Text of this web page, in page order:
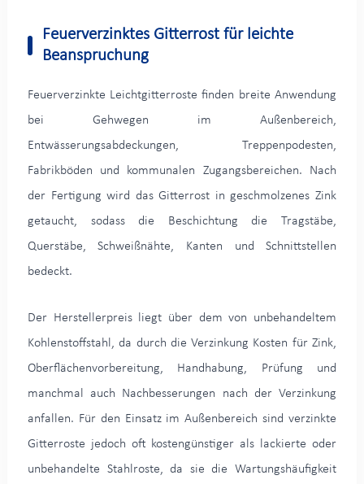
Feuerverzinktes Gitterrost für leichte
Beanspruchung
Feuerverzinkte Leichtgitterroste finden breite Anwendung
bei Gehwegen im Außenbereich,
Entwässerungsabdeckungen, Treppenpodesten,
Fabrikböden und kommunalen Zugangsbereichen. Nach
der Fertigung wird das Gitterrost in geschmolzenes Zink
getaucht, sodass die Beschichtung die Tragstäbe,
Querstäbe, Schweißnähte, Kanten und Schnittstellen
bedeckt.
Der Herstellerpreis liegt über dem von unbehandeltem
Kohlenstoffstahl, da durch die Verzinkung Kosten für Zink,
Oberflächenvorbereitung, Handhabung, Prüfung und
manchmal auch Nachbesserungen nach der Verzinkung
anfallen. Für den Einsatz im Außenbereich sind verzinkte
Gitterroste jedoch oft kostengünstiger als lackierte oder
unbehandelte Stahlroste, da sie die Wartungshäufigkeit